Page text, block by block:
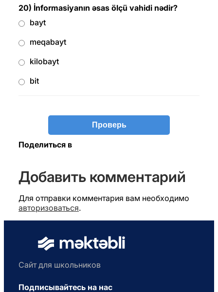
20) İnformasiyanın əsas ölçü vahidi nədir?
bayt
meqabayt
kilobayt
bit
Поделиться в
Добавить комментарий
Для отправки комментария вам необходимо
авторизоваться.
Сайт для школьников
Подписывайтесь на нас